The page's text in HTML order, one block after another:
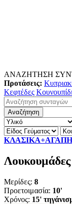
ΑΝΑΖΗΤΗΣΗ
Προτάσεις:
Κεφτέδες Κουνουπίδι
Μερίδες: 8
Προετοιμασία: 10'
Χρόνος: 15'